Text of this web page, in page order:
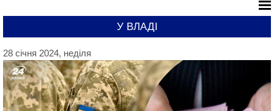
У ВЛАДІ
28 січня 2024, неділя